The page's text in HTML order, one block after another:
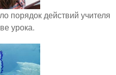
порядок действий учителя
урока.